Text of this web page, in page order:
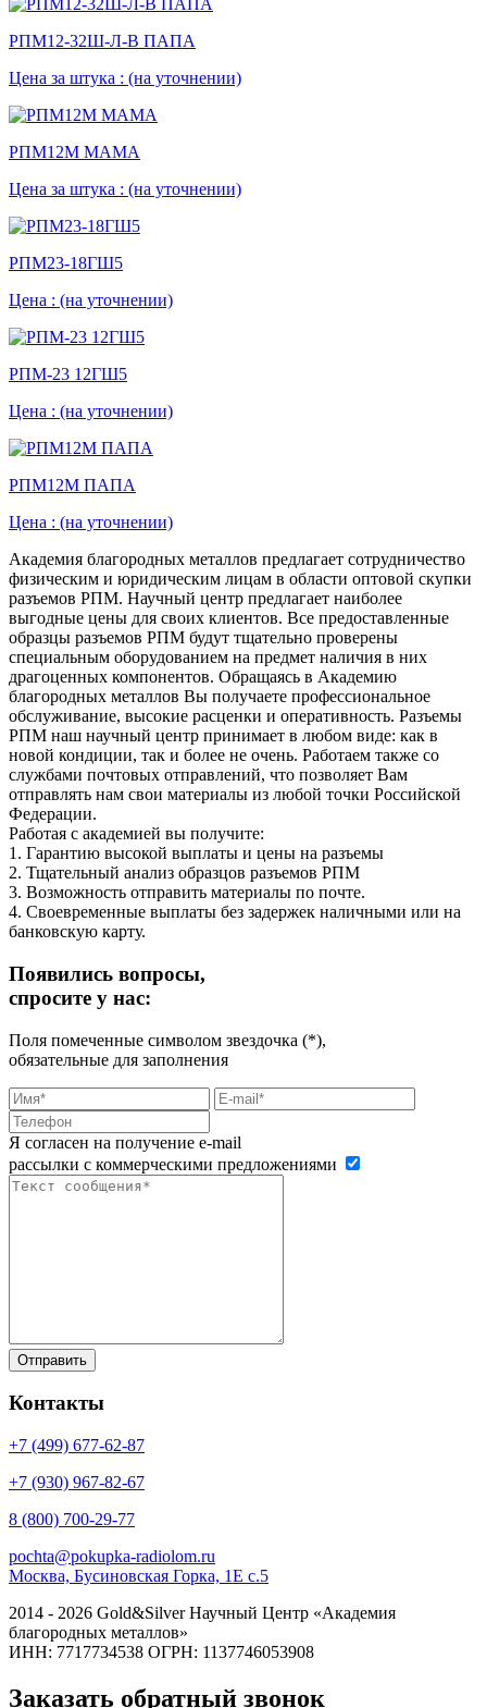
РПМ12-32Ш-Л-В ПАПА
Цена за штука : (на уточнении)
РПМ12М МАМА
Цена за штука : (на уточнении)
РПМ23-18ГШ5
Цена : (на уточнении)
РПМ-23 12ГШ5
Цена : (на уточнении)
РПМ12М ПАПА
Цена : (на уточнении)
Академия благородных металлов предлагает сотрудничество
физическим и юридическим лицам в области оптовой скупки
разъемов РПМ. Научный центр предлагает наиболее
выгодные цены для своих клиентов. Все предоставленные
образцы разъемов РПМ будут тщательно проверены
специальным оборудованием на предмет наличия в них
драгоценных компонентов. Обращаясь в Академию
благородных металлов Вы получаете профессиональное
обслуживание, высокие расценки и оперативность. Разъемы
РПМ наш научный центр принимает в любом виде: как в
новой кондиции, так и более не очень. Работаем также со
службами почтовых отправлений, что позволяет Вам
отправлять нам свои материалы из любой точки Российской
Федерации.
Работая с академией вы получите:
1. Гарантию высокой выплаты и цены на разъемы
2. Тщательный анализ образцов разъемов РПМ
3. Возможность отправить материалы по почте.
4. Своевременные выплаты без задержек наличными или на
банковскую карту.
Появились вопросы,
спросите у нас:
Поля помеченные символом звездочка (*),
обязательные для заполнения
Я согласен на получение e-mail
рассылки с коммерческими предложениями
Контакты
+7 (499) 677-62-87
+7 (930) 967-82-67
8 (800) 700-29-77
pochta@pokupka-radiolom.ru
Москва, Бусиновская Горка, 1Е с.5
2014 - 2026 Gold&Silver Научный Центр «Академия
благородных металлов»
ИНН: 7717734538 ОГРН: 1137746053908
Заказать обратный звонок